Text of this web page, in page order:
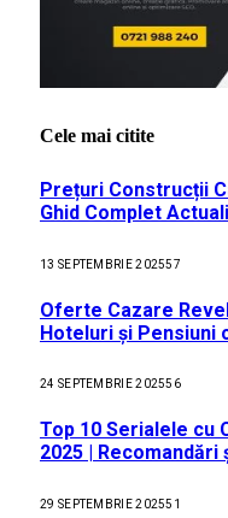
Cele mai citite
Prețuri Construcții
Ghid Complet
13 SEPTEMBRIE 202557
Oferte Cazare
Hoteluri și Pensiuni
24 SEPTEMBRIE 202556
Top 10 Serialele cu
2025 | Recomandări
29 SEPTEMBRIE 202551